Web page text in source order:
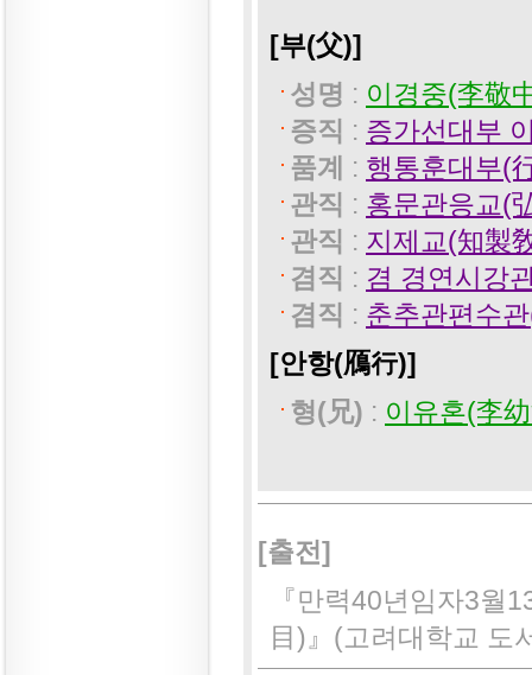
[부(父)]
성명 : 이경중(李敬
증직 : 증가선대부
품계 : 행통훈대부(
관직 : 홍문관응교(
관직 : 지제교(知製
겸직 : 겸 경연시강
겸직 : 춘추관편수
[안항(鴈行)]
형(兄) : 이유혼(李
[출전]
『만력40년임자3월
目)』(고려대학교 도